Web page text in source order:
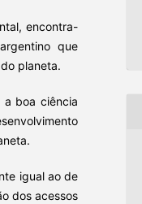
encontra-
que
planeta.
boa ciência
igual ao de
dos acessos